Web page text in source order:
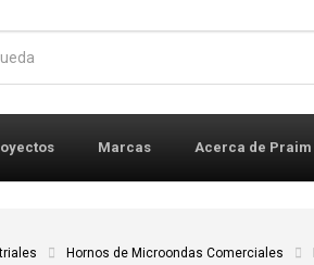
Marcas Acerca de Praim
Hornos de Microondas Comerciales